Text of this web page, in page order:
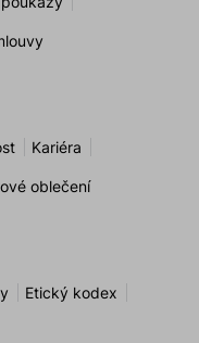
Kariéra
oblečení
Etický kodex